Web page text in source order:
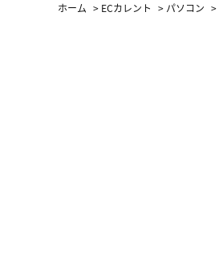
ホーム > ECカレント > パソコン >